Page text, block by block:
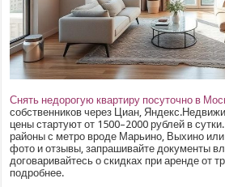
Снять недорогую квартиру посуточно в
собственников через Циан,
цены стартуют от 1500–2000 рублей в
районы с метро вроде Марьино, Выхино
фото и отзывы, запрашивайте документы
договаривайтесь о скидках при аренде от
подробнее.